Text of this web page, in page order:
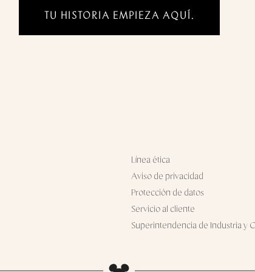
TU HISTORIA EMPIEZA AQUÍ.
Línea ética
Aviso de privacidad
Protección de datos
Servicio al cliente
Superintendencia de Industria y